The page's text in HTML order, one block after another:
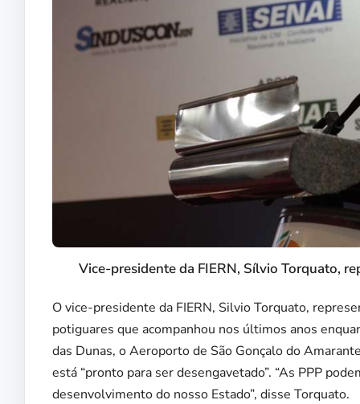
Vice-presidente da FIERN, Sílvio Torquato,
O vice-presidente da FIERN, Silvio Torquato,
potiguares que acompanhou nos últimos anos
das Dunas, o Aeroporto de São Gonçalo do
está “pronto para ser desengavetado”. “As PPP
desenvolvimento do nosso Estado”, disse Torquato.